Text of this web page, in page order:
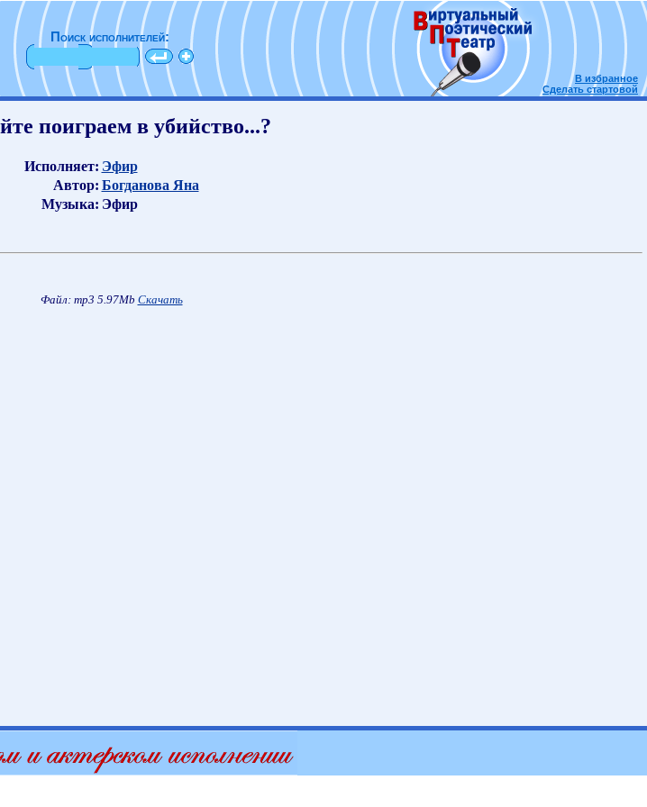
Поиск исполнителей:
В избранное
Сделать стартовой
поиграем в убийство...?
Исполняет: Эфир
Автор: Богданова Яна
Музыка: Эфир
Файл: mp3 5.97Mb Скачать